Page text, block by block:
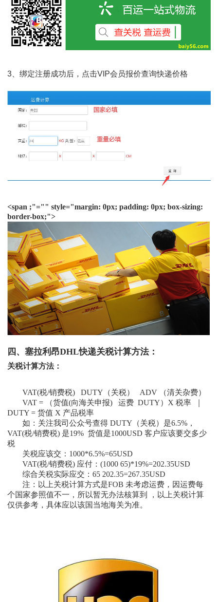
3、绑定注册成功后，点击VIP会员报价查询快递价格
<span ;"="" style="margin: 0px; padding: 0px; box-sizing:
border-box;">
四、塞拉利昂DHL快递关税计算方法：
关税计算方法：
VAT(税/销费税) DUTY（关税） ADV （清关杂费）
VAT = （货值(向海关申报) 运费 DUTY）X 税率 ｜
DUTY = 货值 X 产品税率
如：关注我司公众号查得 DUTY（关税）是6.5%，
VAT(税/销费税) 是19% 货值是1000USD 客户应该要交多少
税
关税应该交：1000*6.5%=65USD
VAT(税/销费税) 应付：(1000 65)*19%=202.35USD
综合关税实际应交：65 202.35=267.35USD
注：以上关税计算方式是FOB 未考虑运费，因运费每
个国家参照值不一，所以暂无办法核算到 ，以上关税计算
仅供参考，具体应以该国当地海关为准。